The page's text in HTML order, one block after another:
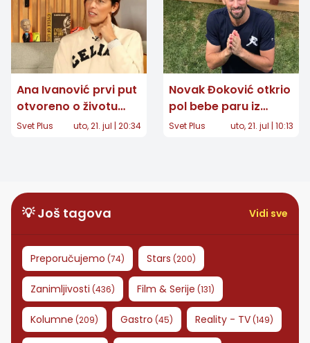
Ana Ivanović prvi put
otvoreno o životu
posle tenisa: "Imala
Svet Plus uto, 21. jul | 20:34
Novak Đoković otkrio
pol bebe paru iz
Velike Britanije:
Svet Plus uto, 21. jul | 10:13
💡 Još tagova Vidi sve
Preporučujemo (74) Stars (200)
Zanimljivosti (436) Film & Serije (131)
Kolumne (209) Gastro (45) Reality - TV(149)